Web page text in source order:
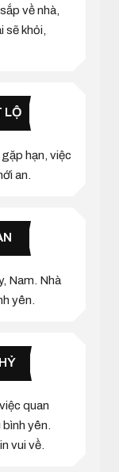
về nhà,
sẽ khỏi,
LỘ
hạn, việc
an.
Nam. Nhà
yên.
quan
yên.
vui về.